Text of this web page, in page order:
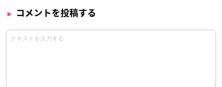
コメントを投稿する